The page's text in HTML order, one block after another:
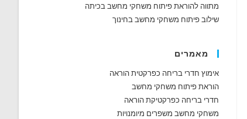
מתווה להוראת פיתוח משחקי מחשב בכיתה
שילוב פיתוח משחקי מחשב בחינוך
מאמרים
אימוץ חדרי בריחה כפרקטית הוראה
הוראת פיתוח משחקי מחשב
חדרי בריחה כפרקטיקת הוראה
משחקי מחשב משפרים מיומנויות